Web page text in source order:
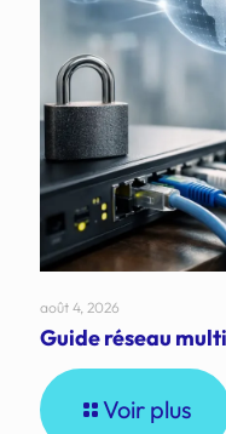
août 4, 2026
Guide réseau
Voir plus